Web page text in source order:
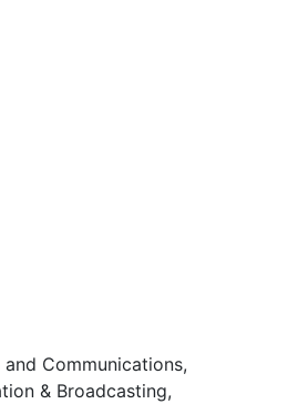
Communications,
& Broadcasting,